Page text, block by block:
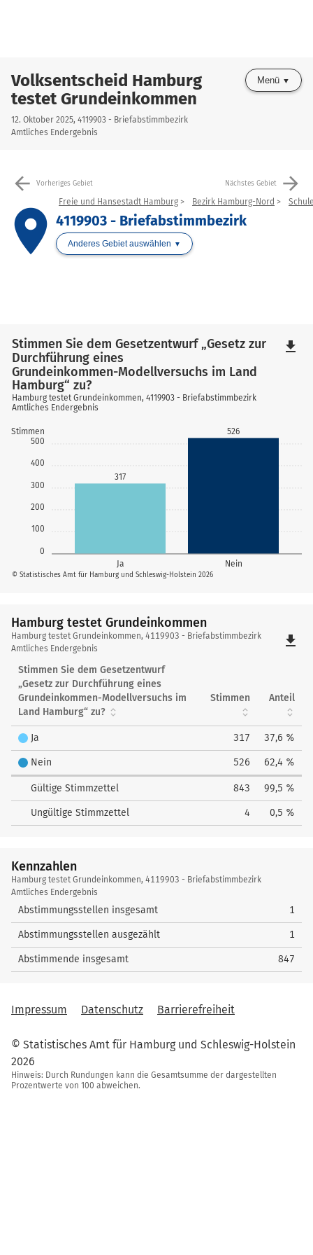
Volksentscheid Hamburg
testet Grundeinkommen
12. Oktober 2025, 4119903 - Briefabstimmbezirk
Amtliches Endergebnis
Menü
arrow_back Vorheriges Gebiet Nächstes Gebiet arrow_forward
place
Freie und Hansestadt Hamburg Bezirk Hamburg-Nord
4119903 - Briefabstimmbezirk
Anderes Gebiet auswählen
0
100
200
300
400
500
Stimmen
Ja Nein
317
526
© Statistisches Amt für Hamburg und Schleswig-Holstein 2026
Stimmen Sie dem Gesetzentwurf „Gesetz zur
Durchführung eines
Grundeinkommen-Modellversuchs im Land
Hamburg“ zu?
Hamburg testet Grundeinkommen, 4119903 - Briefabstimmbezirk
Amtliches Endergebnis
file_download
Hamburg testet Grundeinkommen
Hamburg
testet
Grundeinkommen
Hamburg testet Grundeinkommen, 4119903 - Briefabstimmbezirk
Amtliches Endergebnis
file_download
Stimmen Sie dem Gesetzentwurf
„Gesetz zur Durchführung eines
Grundeinkommen-Modellversuchs im
Land Hamburg“ zu?
Stimmen Anteil
Ja 317 37,6 %
Nein 526 62,4 %
Gültige Stimmzettel 843 99,5 %
Ungültige Stimmzettel 4 0,5 %
Kennzahlen
Kennzahlen
Hamburg testet Grundeinkommen, 4119903 - Briefabstimmbezirk
Amtliches Endergebnis
Abstimmungsstellen insgesamt 1
Abstimmungsstellen ausgezählt 1
Abstimmende insgesamt 847
Impressum Datenschutz Barrierefreiheit
© Statistisches Amt für Hamburg und Schleswig-Holstein
2026
Hinweis: Durch Rundungen kann die Gesamtsumme der dargestellten
Prozentwerte von 100 abweichen.